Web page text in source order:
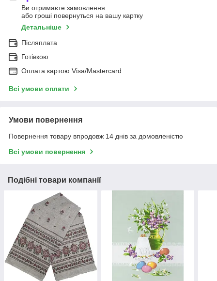
Ви отримаєте замовлення
або гроші повернуться на вашу картку
Детальніше
Післяплата
Готівкою
Оплата картою Visa/Mastercard
Всі умови оплати
Умови повернення
Повернення товару впродовж 14 днів за домовленістю
Всі умови повернення
Подібні товари компанії